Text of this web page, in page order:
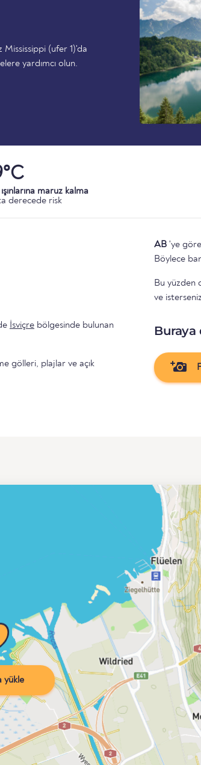
(ufer 1)'da
yardımcı olun.
maruz kalma
derecede risk
İsviçre bölgesinde bulunan
gölleri, plajlar ve açık
AB 'ye
Böylece
Bu yüzden
ve
Buraya
yükle